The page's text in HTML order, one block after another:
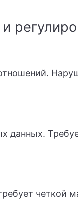
данных.
четкой